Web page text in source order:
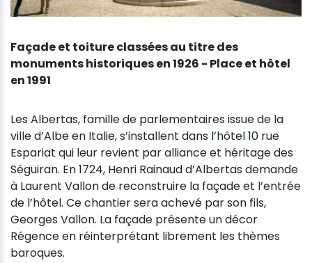
Façade et toiture classées au titre des
monuments historiques en 1926 - Place et hôtel
en 1991
Les Albertas, famille de parlementaires issue de la
ville d’Albe en Italie, s’installent dans l’hôtel 10 rue
Espariat qui leur revient par alliance et héritage des
Séguiran. En 1724, Henri Rainaud d’Albertas demande
à Laurent Vallon de reconstruire la façade et l’entrée
de l’hôtel. Ce chantier sera achevé par son fils,
Georges Vallon. La façade présente un décor
Régence en réinterprétant librement les thèmes
baroques.